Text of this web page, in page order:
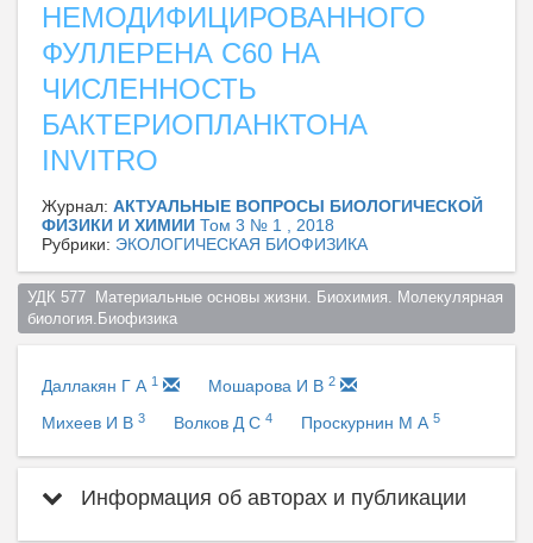
НЕМОДИФИЦИРОВАННОГО
ФУЛЛЕРЕНА С60 НА
ЧИСЛЕННОСТЬ
БАКТЕРИОПЛАНКТОНА
INVITRO
Журнал: АКТУАЛЬНЫЕ ВОПРОСЫ БИОЛОГИЧЕСКОЙ
ФИЗИКИ И ХИМИИ Том 3 № 1 , 2018
Рубрики: ЭКОЛОГИЧЕСКАЯ БИОФИЗИКА
УДК 577  Материальные основы жизни. Биохимия. Молекулярная
биология.Биофизика
Даллакян Г А 1 Мошарова И В 2
Михеев И В 3 Волков Д С 4 Проскурнин М А 5
Информация об авторах и публикации